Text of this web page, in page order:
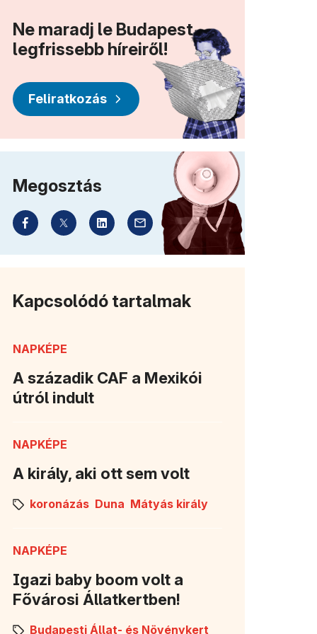
nyílik meg)
Ne maradj le Budapest
legfrissebb híreiről!
Feliratkozás
Megosztás
Kapcsolódó tartalmak
NAPKÉPE
A századik CAF a Mexikói
útról indult
NAPKÉPE
A király, aki ott sem volt
koronázás Duna Mátyás király
NAPKÉPE
Igazi baby boom volt a
Fővárosi Állatkertben!
Budapesti Állat- és Növénykert